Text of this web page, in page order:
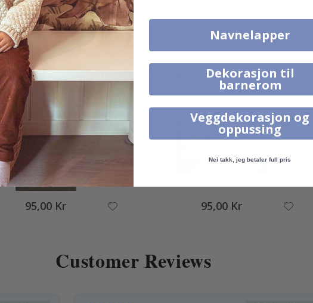
149,00 Kr 95,00 Kr
Alternative produkter
95,00 Kr 95,00 Kr
Customer Reviews
Navnelapper
Dekorasjon til
barnerom
Veggdekorasjon og
oppussing
Nei takk, jeg betaler full pris